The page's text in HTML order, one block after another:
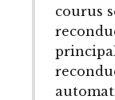
courus